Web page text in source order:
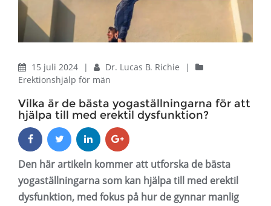
15 juli 2024 | Dr. Lucas B. Richie
|
Erektionshjälp för män
Vilka är de bästa yogaställningarna för att
hjälpa till med erektil dysfunktion?
Den här artikeln kommer att utforska de bästa
yogaställningarna som kan hjälpa till med erektil
dysfunktion, med fokus på hur de gynnar manlig